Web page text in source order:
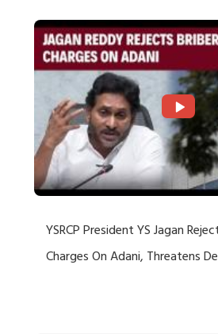
YSRCP President YS Jagan
Charges On Adani, Threatens